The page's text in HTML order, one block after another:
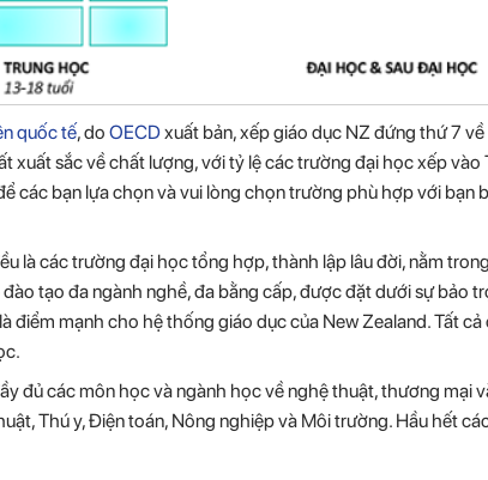
quốc tế, do OECDxuất bản, xếp giáo dục NZ đứng thứ 7
xuất sắc về chất lượng, với tỷ lệ các trường đại học xếp
các bạn lựa chọn và vui lòng chọn trường phù hợp với bạn
là các trường đại học tổng hợp, thành lập lâu đời, nằm
tạo đa ngành nghề, đa bằng cấp, được đặt dưới sự bảo
điểm mạnh cho hệ thống giáo dục của New Zealand. Tất
đủ các môn học và ngành học về nghệ thuật, thương mại
Thú y, Điện toán, Nông nghiệp và Môi trường. Hầu hết